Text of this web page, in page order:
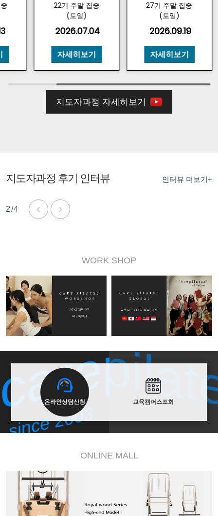
22기 주말 집중
(토일)
2026.07.04
자세히보기
27기 주말 집중
(토일)
2026.09.19
자세히보기
지도자과정 자세히보기
지도자과정 후기 인터뷰 인터뷰 더보기+
추재연 졸업생 인터뷰 김효진 졸업생 인터뷰 윤효림 졸업생 인터뷰
김은용 졸업생 인터뷰 이한빈 졸업생 인터뷰 김세희 졸업생 인터뷰
이아영 졸업생 인터뷰 박현정 졸업생 인터뷰 권자은 졸업생 인터뷰
고유진 졸업생 인터뷰 김유선 졸업생 인터뷰 최고은 졸업생 인터뷰
2/4
WORK SHOP
온라인상담신청 교육캠퍼스조회
since 2003
since 2003
ONLINE MALL